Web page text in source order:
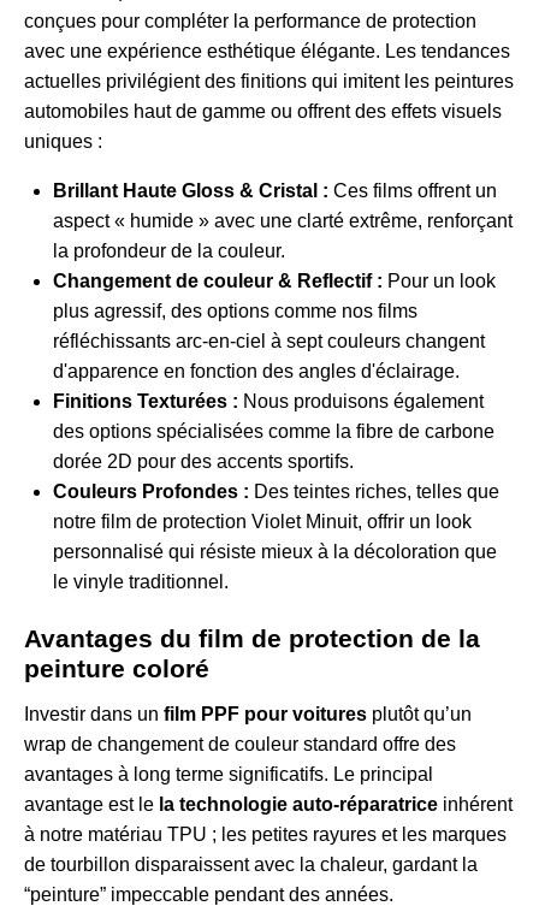
conçues pour compléter la performance de protection
avec une expérience esthétique élégante. Les tendances
actuelles privilégient des finitions qui imitent les peintures
automobiles haut de gamme ou offrent des effets visuels
uniques :
Brillant Haute Gloss & Cristal : Ces films offrent un
aspect « humide » avec une clarté extrême, renforçant
la profondeur de la couleur.
Changement de couleur & Reflectif : Pour un look
plus agressif, des options comme nos films
réfléchissants arc-en-ciel à sept couleurs changent
d'apparence en fonction des angles d'éclairage.
Finitions Texturées : Nous produisons également
des options spécialisées comme la fibre de carbone
dorée 2D pour des accents sportifs.
Couleurs Profondes : Des teintes riches, telles que
notre film de protection Violet Minuit, offrir un look
personnalisé qui résiste mieux à la décoloration que
le vinyle traditionnel.
Avantages du film de protection de la
peinture coloré
Investir dans un film PPF pour voitures plutôt qu’un
wrap de changement de couleur standard offre des
avantages à long terme significatifs. Le principal
avantage est le la technologie auto-réparatrice inhérent
à notre matériau TPU ; les petites rayures et les marques
de tourbillon disparaissent avec la chaleur, gardant la
“peinture” impeccable pendant des années.